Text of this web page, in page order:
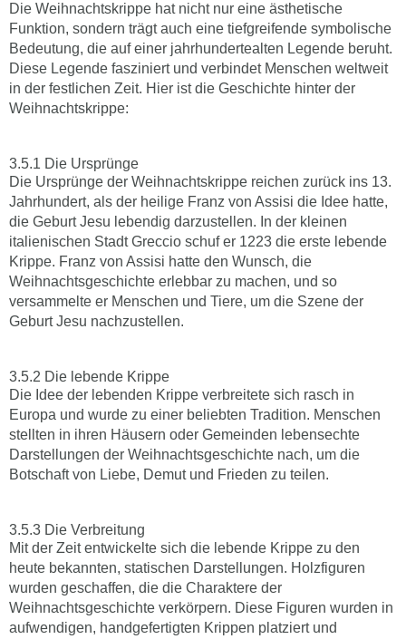
Die Weihnachtskrippe hat nicht nur eine ästhetische
Funktion, sondern trägt auch eine tiefgreifende symbolische
Bedeutung, die auf einer jahrhundertealten Legende beruht.
Diese Legende fasziniert und verbindet Menschen weltweit
in der festlichen Zeit. Hier ist die Geschichte hinter der
Weihnachtskrippe:
Die Ursprünge
Die Ursprünge der Weihnachtskrippe reichen zurück ins 13.
Jahrhundert, als der heilige Franz von Assisi die Idee hatte,
die Geburt Jesu lebendig darzustellen. In der kleinen
italienischen Stadt Greccio schuf er 1223 die erste lebende
Krippe. Franz von Assisi hatte den Wunsch, die
Weihnachtsgeschichte erlebbar zu machen, und so
versammelte er Menschen und Tiere, um die Szene der
Geburt Jesu nachzustellen.
Die lebende Krippe
Die Idee der lebenden Krippe verbreitete sich rasch in
Europa und wurde zu einer beliebten Tradition. Menschen
stellten in ihren Häusern oder Gemeinden lebensechte
Darstellungen der Weihnachtsgeschichte nach, um die
Botschaft von Liebe, Demut und Frieden zu teilen.
Die Verbreitung
Mit der Zeit entwickelte sich die lebende Krippe zu den
heute bekannten, statischen Darstellungen. Holzfiguren
wurden geschaffen, die die Charaktere der
Weihnachtsgeschichte verkörpern. Diese Figuren wurden in
aufwendigen, handgefertigten Krippen platziert und